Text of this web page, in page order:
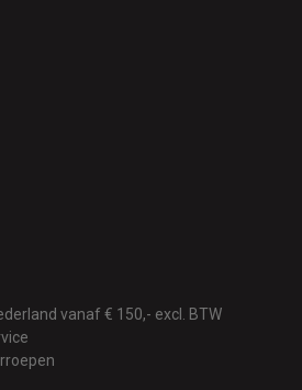
vanaf € 150,- excl. BTW